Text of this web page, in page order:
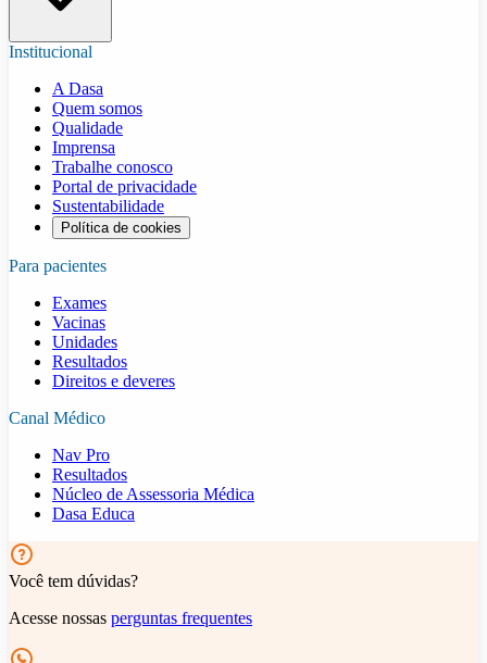
Institucional
A Dasa
Quem somos
Qualidade
Imprensa
Trabalhe conosco
Portal de privacidade
Sustentabilidade
Política de cookies
Para pacientes
Exames
Vacinas
Unidades
Resultados
Direitos e deveres
Canal Médico
Nav Pro
Resultados
Núcleo de Assessoria Médica
Dasa Educa
Você tem dúvidas?
Acesse nossas perguntas frequentes